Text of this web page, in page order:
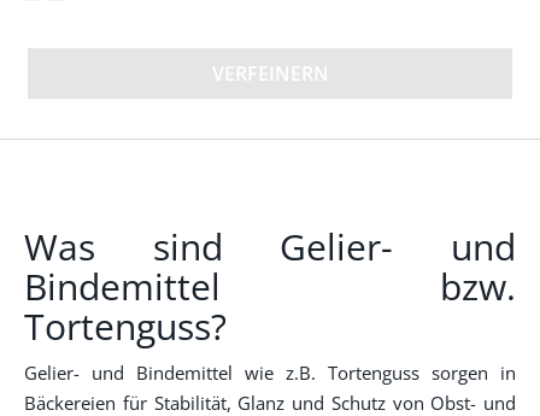
VERFEINERN
Was sind Gelier- und
Bindemittel bzw.
Tortenguss?
Gelier- und Bindemittel wie z.B. Tortenguss sorgen in
Bäckereien für Stabilität, Glanz und Schutz von Obst- und